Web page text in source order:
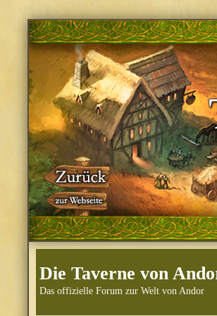
Die Taverne von
Das offizielle Forum zur Welt von Andor